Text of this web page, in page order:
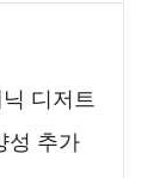
디저트
성 추가